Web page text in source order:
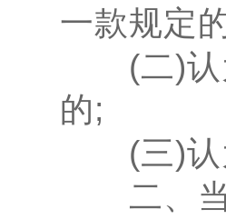
一款规定
(二)
的;
(三)
二、当